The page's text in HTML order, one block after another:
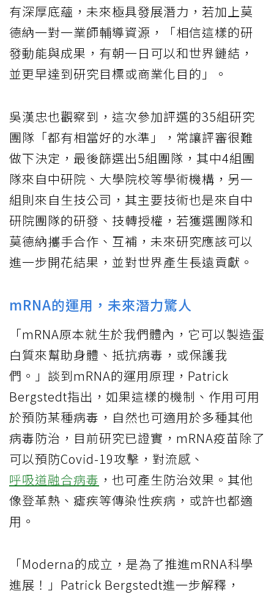
有深厚底蘊，未來極具發展潛力，若加上莫
德納一對一業師輔導資源，「相信這樣的研
發動能與成果，有朝一日可以和世界鏈結，
並更早達到研究目標或商業化目的」。
吳漢忠也觀察到，這次參加評選的35組研究
團隊「都有相當好的水準」，常讓評審很難
做下決定，最後篩選出5組團隊，其中4組團
隊來自中研院、大學院校等學術機構，另一
組則來自生技公司，其主要技術也是來自中
研院團隊的研發、技轉授權，若獲選團隊和
莫德納攜手合作、互補，未來研究應該可以
進一步開花結果，並對世界產生長遠貢獻。
mRNA的運用，未來潛力驚人
「mRNA原本就生於我們體內，它可以製造蛋
白質來幫助身體、抵抗病毒，或保護我
們。」談到mRNA的運用原理，Patrick
Bergstedt指出，如果這樣的機制、作用可用
於預防某種病毒，自然也可適用於多種其他
病毒防治，目前研究已證實，mRNA疫苗除了
可以預防Covid-19攻擊，對流感、
呼吸道融合病毒 ，也可產生防治效果。其他
像登革熱、瘧疾等傳染性疾病，或許也都適
用。
「Moderna的成立，是為了推進mRNA科學
進展！」Patrick Bergstedt進一步解釋，